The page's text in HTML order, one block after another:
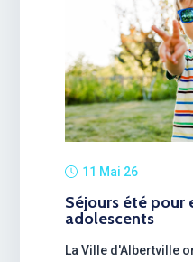
11 Mai 26
Séjours été pour
adolescents
La Ville d'Albertville